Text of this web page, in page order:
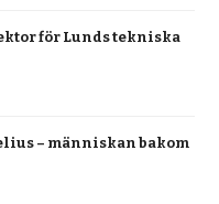
för Lunds tekniska
– människan bakom